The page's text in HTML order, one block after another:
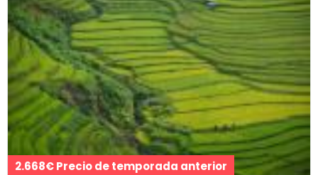
2.668€ Precio de temporada anterior